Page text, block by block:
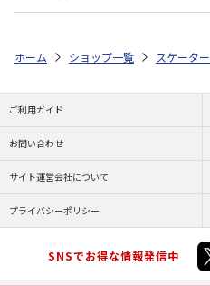
ホーム ショップ一覧 スケーター
ご利用ガイド
お問い合わせ
サイト運営会社について
プライバシーポリシー
SNSでお得な情報発信中